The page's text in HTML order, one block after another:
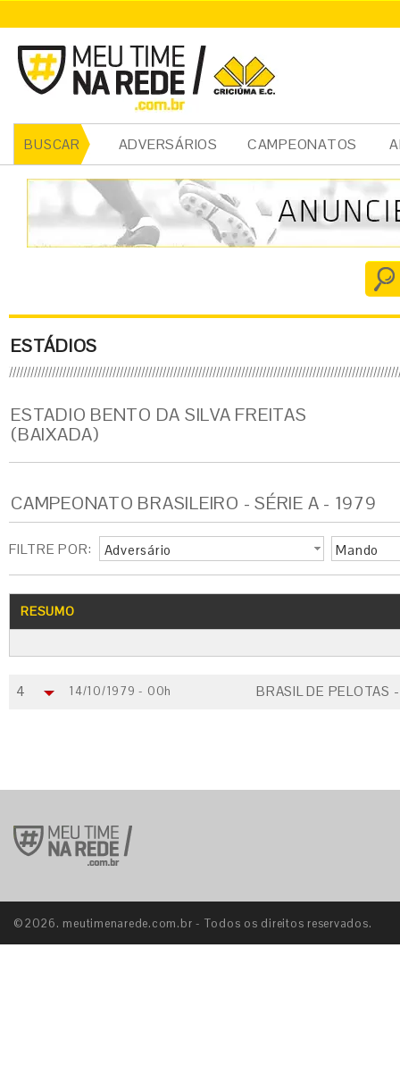
BUSCAR ADVERSÁRIOS CAMPEONATOS
ESTÁDIOS
ESTADIO BENTO DA SILVA FREITAS
(BAIXADA)
CAMPEONATO BRASILEIRO - SÉRIE A - 1979
FILTRE POR: Adversário Mando
RESUMO
4 14/10/1979 - 00h BRASIL DE PELOTAS
©2026. meutimenarede.com.br - Todos os direitos reservados.